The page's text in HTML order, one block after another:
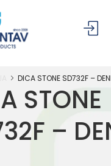
STONE
–
DICA STONE SD732F –